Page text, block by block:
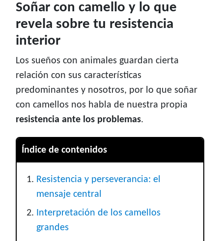
Soñar con camello y lo que
revela sobre tu resistencia
interior
Los sueños con animales guardan cierta
relación con sus características
predominantes y nosotros, por lo que soñar
con camellos nos habla de nuestra propia
resistencia ante los problemas.
Índice de contenidos
Resistencia y perseverancia: el
mensaje central
Interpretación de los camellos
grandes